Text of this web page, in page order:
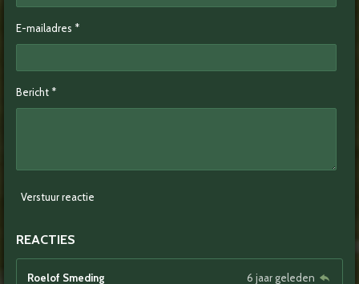
E-mailadres *
Bericht *
Verstuur reactie
REACTIES
Roelof Smeding
6 jaar geleden